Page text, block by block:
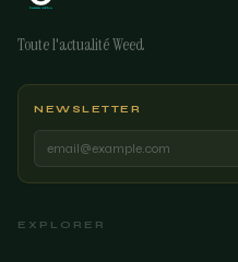
Toute l'actualité Weed
NEWSLETTER
EXPLORER